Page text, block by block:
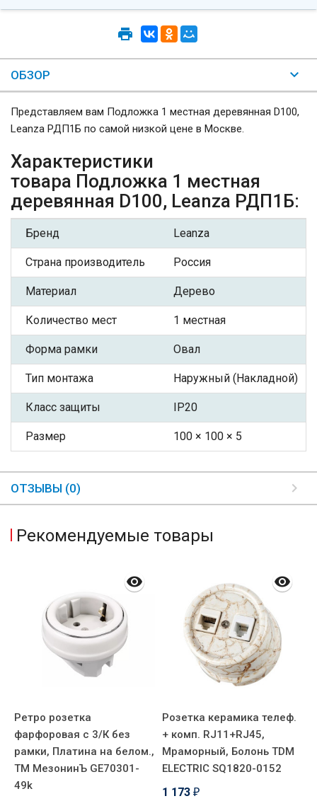
ОБЗОР
Представляем вам Подложка 1 местная деревянная D100,
Leanza РДП1Б по самой низкой цене в Москве.
Характеристики
товара Подложка 1 местная
деревянная D100, Leanza РДП1Б:
Бренд Leanza
Страна производитель Россия
Материал Дерево
Количество мест 1 местная
Форма рамки Овал
Тип монтажа Наружный (Накладной)
Класс защиты IP20
Размер 100 × 100 × 5
ОТЗЫВЫ (0)
Рекомендуемые товары
Ретро розетка
фарфоровая с 3/К без
рамки, Платина на белом.,
ТМ МезонинЪ GE70301-
49k
Розетка керамика телеф.
+ комп. RJ11+RJ45,
Мраморный, Болонь TDM
ELECTRIC SQ1820-0152
1 173 ₽